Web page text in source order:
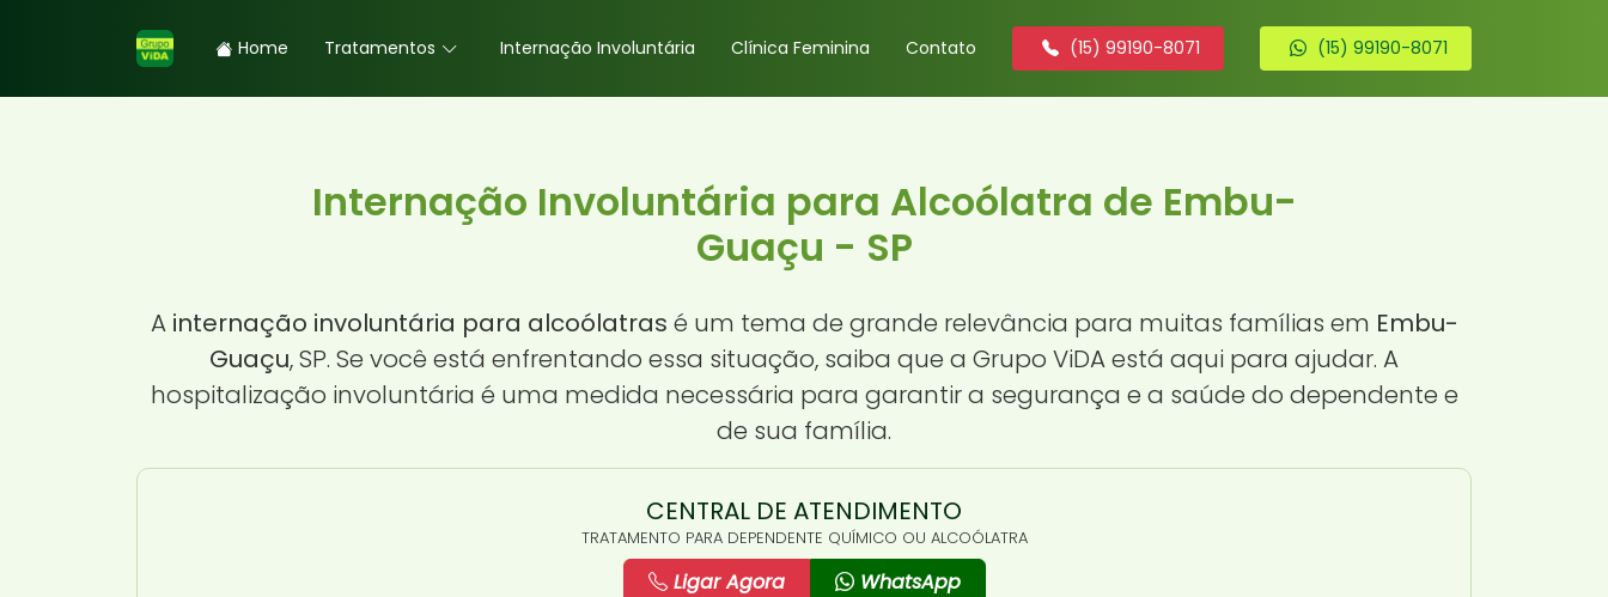
Home Tratamentos Internação Involuntária Clínica Feminina Contato (15) 99190-8071 (15) 99190-8071
Internação Involuntária para Alcoólatra de Embu-
Guaçu - SP
A internação involuntária para alcoólatras é um tema de grande relevância para muitas famílias em Embu-
Guaçu, SP. Se você está enfrentando essa situação, saiba que a Grupo ViDA está aqui para ajudar. A
hospitalização involuntária é uma medida necessária para garantir a segurança e a saúde do dependente e
de sua família.
CENTRAL DE ATENDIMENTO
TRATAMENTO PARA DEPENDENTE QUÍMICO OU ALCOÓLATRA
Ligar Agora WhatsApp